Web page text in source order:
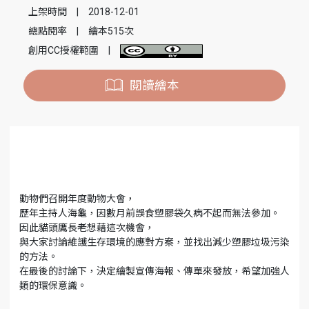
上架時間
2018-12-01
總點閱率
繪本515次
創用CC授權範圍
閱讀繪本
動物們召開年度動物大會，
歷年主持人海龜，因數月前誤食塑膠袋久病不起而無法參加。
因此貓頭鷹長老想藉這次機會，
與大家討論維護生存環境的應對方案，並找出減少塑膠垃圾污染
的方法。
在最後的討論下，決定繪製宣傳海報、傳單來發放，希望加強人
類的環保意識。